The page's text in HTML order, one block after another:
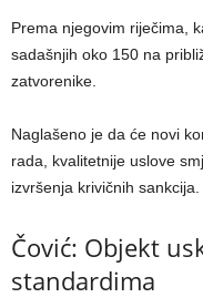
Prema njegovim riječima,
sadašnjih oko 150 na
zatvorenike.
Naglašeno je da će novi
rada, kvalitetnije uslove
izvršenja krivičnih sankcija.
Čović: Objekt
standardima